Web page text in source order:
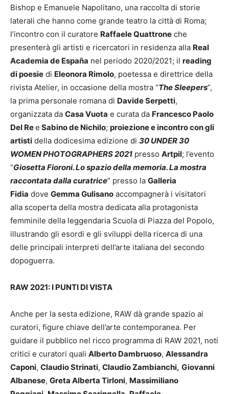
Bishop e Emanuele Napolitano, una raccolta di storie
laterali che hanno come grande teatro la città di Roma;
l’incontro con il curatore Raffaele Quattrone che
presenterà gli artisti e ricercatori in residenza alla Real
Academia de España nel periodo 2020/2021; il reading
di poesie di Eleonora Rimolo, poetessa e direttrice della
rivista Atelier, in occasione della mostra “The Sleepers”,
la prima personale romana di Davide Serpetti,
organizzata da Casa Vuota e curata da Francesco Paolo
Del Ree Sabino de Nichilo; proiezione e incontro con gli
artisti della dodicesima edizione di 30 UNDER 30
WOMEN PHOTOGRAPHERS 2021 presso Artpil; l’evento
“Giosetta Fioroni. Lo spazio della memoria. La mostra
raccontata dalla curatrice” presso la Galleria
Fidia dove Gemma Gulisano accompagnerà i visitatori
alla scoperta della mostra dedicata alla protagonista
femminile della leggendaria Scuola di Piazza del Popolo,
illustrando gli esordi e gli sviluppi della ricerca di una
delle principali interpreti dell’arte italiana del secondo
dopoguerra.
RAW 2021: I PUNTI DI VISTA
Anche per la sesta edizione, RAW dà grande spazio ai
curatori, figure chiave dell’arte contemporanea. Per
guidare il pubblico nel ricco programma di RAW 2021, noti
critici e curatori quali Alberto Dambruoso, Alessandra
Caponi, Claudio Strinati, Claudio Zambianchi, Giovanni
Albanese, Greta Alberta Tirloni, Massimiliano